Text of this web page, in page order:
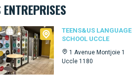
ENTREPRISES
TEENS&US LANGUAGE
SCHOOL UCCLE
1 Avenue Montjoie 1
Uccle 1180
language school Uccle